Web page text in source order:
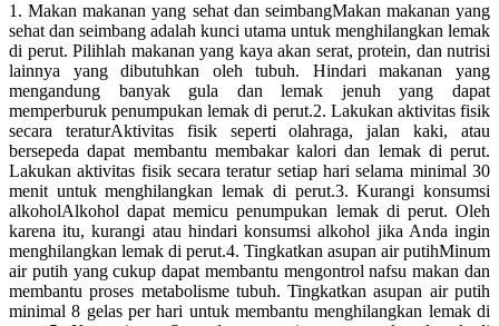
1. Makan makanan yang sehat dan seimbangMakan makanan yang
sehat dan seimbang adalah kunci utama untuk menghilangkan lemak
di perut. Pilihlah makanan yang kaya akan serat, protein, dan nutrisi
lainnya yang dibutuhkan oleh tubuh. Hindari makanan yang
mengandung banyak gula dan lemak jenuh yang dapat
memperburuk penumpukan lemak di perut.2. Lakukan aktivitas fisik
secara teraturAktivitas fisik seperti olahraga, jalan kaki, atau
bersepeda dapat membantu membakar kalori dan lemak di perut.
Lakukan aktivitas fisik secara teratur setiap hari selama minimal 30
menit untuk menghilangkan lemak di perut.3. Kurangi konsumsi
alkoholAlkohol dapat memicu penumpukan lemak di perut. Oleh
karena itu, kurangi atau hindari konsumsi alkohol jika Anda ingin
menghilangkan lemak di perut.4. Tingkatkan asupan air putihMinum
air putih yang cukup dapat membantu mengontrol nafsu makan dan
membantu proses metabolisme tubuh. Tingkatkan asupan air putih
minimal 8 gelas per hari untuk membantu menghilangkan lemak di